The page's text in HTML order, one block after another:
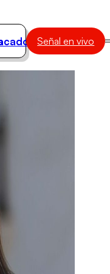
Señal en vivo